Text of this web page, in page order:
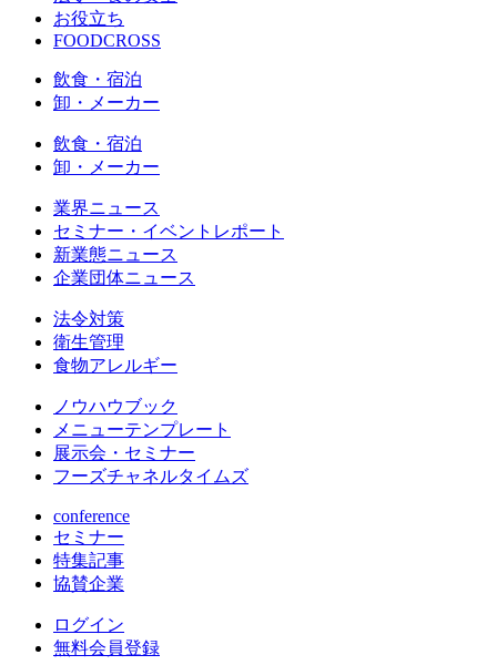
お役立ち
FOODCROSS
飲食・宿泊
卸・メーカー
飲食・宿泊
卸・メーカー
業界ニュース
セミナー・イベントレポート
新業態ニュース
企業団体ニュース
法令対策
衛生管理
食物アレルギー
ノウハウブック
メニューテンプレート
展示会・セミナー
フーズチャネルタイムズ
conference
セミナー
特集記事
協賛企業
ログイン
無料会員登録